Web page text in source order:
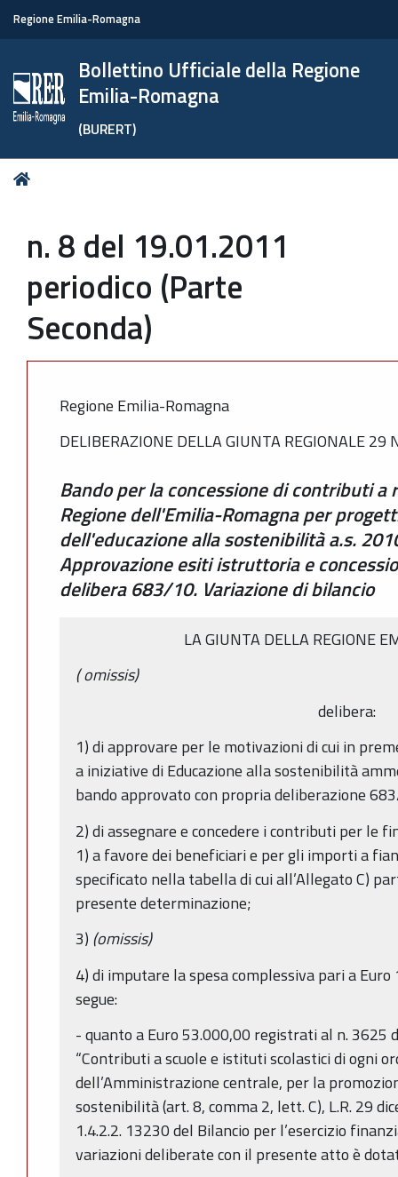
Regione Emilia-Romagna
Bollettino Ufficiale della Regione
Emilia-Romagna
(BURERT)
Tu
n. 8 del 19.01.2011
periodico (Parte
Seconda)
Regione Emilia-Romagna
DELIBERAZIONE DELLA GIUNTA REGIONALE
Bando per la concessione di contributi
Regione dell'Emilia-Romagna per
dell'educazione alla sostenibilità a.s.
Approvazione esiti istruttoria e
delibera 683/10. Variazione di bilancio
LA GIUNTA DELLA REGIONE
(omissis)
delibera:
1) di approvare per le motivazioni di cui in
a iniziative di Educazione alla sostenibilità
bando approvato con propria deliberazione
2) di assegnare e concedere i contributi per le
1) a favore dei beneficiari e per gli importi a
specificato nella tabella di cui all’Allegato C)
presente determinazione;
3) (omissis)
4) di imputare la spesa complessiva pari a
segue:
- quanto a Euro 53.000,00 registrati al n. 3625
“Contributi a scuole e istituti scolastici di ogni
dell’Amministrazione centrale, per la
sostenibilità (art. 8, comma 2, lett. C), L.R. 29
1.4.2.2. 13230 del Bilancio per l’esercizio
variazioni deliberate con il presente atto è